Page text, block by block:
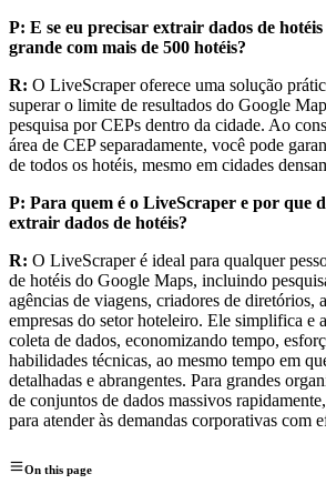
P: E se eu precisar extrair dados de
grande com mais de 500 hotéis?
R: O LiveScraper oferece uma solução
superar o limite de resultados do Google
pesquisa por CEPs dentro da cidade. Ao
área de CEP separadamente, você pode
de todos os hotéis, mesmo em cidades
P: Para quem é o LiveScraper e por que
extrair dados de hotéis?
R: O LiveScraper é ideal para qualquer
de hotéis do Google Maps, incluindo
agências de viagens, criadores de diretórios,
empresas do setor hoteleiro. Ele simplifica e
coleta de dados, economizando tempo,
habilidades técnicas, ao mesmo tempo em
detalhadas e abrangentes. Para grandes
de conjuntos de dados massivos
para atender às demandas corporativas com
On this page